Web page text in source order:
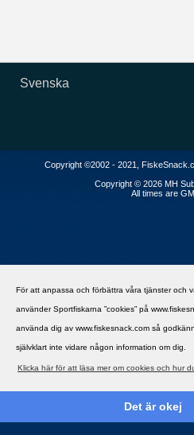
För att anpassa och förbättra våra tjänster och
använder Sportfiskarna ”cookies” på
använda dig av www.fiskesnack.com så
självklart inte vidare någon information om dig.
Klicka här för att läsa mer om cookies och hur
Det är okej
Svenska
Copyright ©2002 - 2021,
Copyright © 2026 MH
All times are